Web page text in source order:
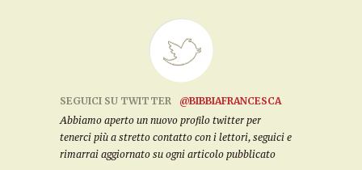
SEGUICI SU TWITTER
@BIBBIAFRANCESCA
Abbiamo aperto un nuovo profilo twitter per
tenerci più a stretto contatto con i lettori, seguici e
rimarrai aggiornato su ogni articolo pubblicato